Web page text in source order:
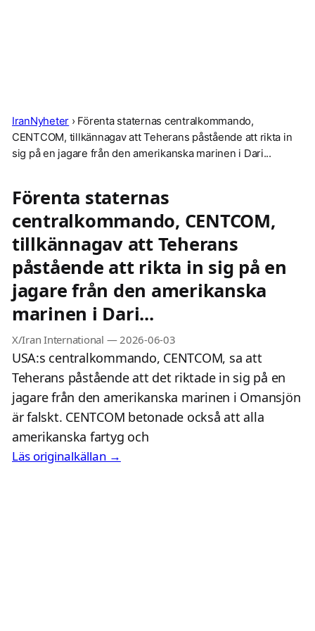
IranNyheter › Förenta staternas centralkommando,
CENTCOM, tillkännagav att Teherans påstående att rikta in
sig på en jagare från den amerikanska marinen i Dari...
Förenta staternas
centralkommando, CENTCOM,
tillkännagav att Teherans
påstående att rikta in sig på en
jagare från den amerikanska
marinen i Dari...
X/Iran International — 2026-06-03
USA:s centralkommando, CENTCOM, sa att
Teherans påstående att det riktade in sig på en
jagare från den amerikanska marinen i Omansjön
är falskt. CENTCOM betonade också att alla
amerikanska fartyg och
Läs originalkällan →